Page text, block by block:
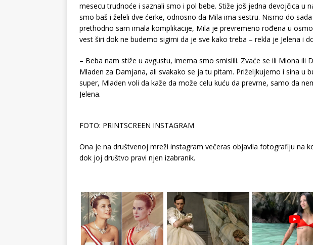
mesecu trudnoće i saznali smo i pol bebe. Stiže još jedna devojčica u
smo baš i želeli dve ćerke, odnosno da Mila ima sestru. Nismo do
prethodno sam imala komplikacije, Mila je prevremeno rođena u
vest širi dok ne budemo sigirni da je sve kako treba – rekla je Jelena i
– Beba nam stiže u avgustu, imema smo smislili. Zvaće se ili Miona ili
Mladen za Damjana, ali svakako se ja tu pitam. Priželjkujemo i sina u
super, Mladen voli da kaže da može celu kuću da prevrne, samo da
Jelena.
FOTO: PRINTSCREEN INSTAGRAM
Ona je na društvenoj mreži instagram večeras objavila fotografiju na
dok joj društvo pravi njen izabranik.